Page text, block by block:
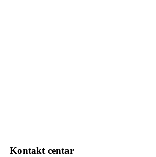
Kontakt centar